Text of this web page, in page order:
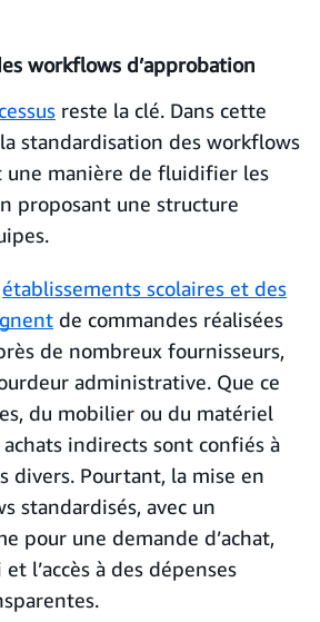
workflows d’approbation
reste la clé. Dans cette
standardisation des workflows
une manière de fluidifier les
proposant une structure
établissements scolaires et des
de commandes réalisées
de nombreux fournisseurs,
administrative. Que ce
du mobilier ou du matériel
indirects sont confiés à
divers. Pourtant, la mise en
standardisés, avec un
pour une demande d’achat,
l’accès à des dépenses